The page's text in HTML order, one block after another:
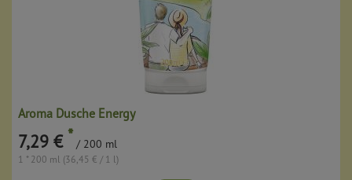
Aroma Dusche Energy
7,29 € * / 200 ml
1 * 200 ml (36,45 € / 1 l)